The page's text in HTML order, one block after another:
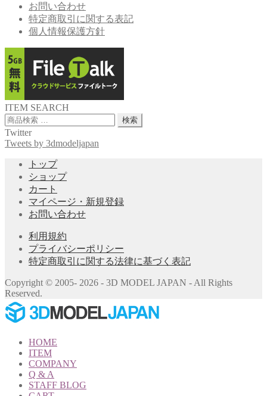
お問い合わせ
特定商取引に関する表記
個人情報保護方針
ITEM SEARCH
検
索
対
検索
Twitter
Tweets by 3dmodeljapan
トップ
ショップ
カート
マイページ・新規登録
お問い合わせ
利用規約
プライバシーポリシー
特定商取引に関する法律に基づく表記
Copyright © 2005- 2026 - 3D MODEL JAPAN - All Rights
Reserved.
HOME
ITEM
COMPANY
Q & A
STAFF BLOG